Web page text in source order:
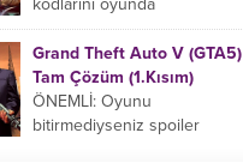
kodlarını oyunda
aktifleştirmek için aşağıdaki
hile kodlarını klavyenizdeki ,
veya tuşuna basarak açılan
bölüme girin....
Grand Theft Auto V (GTA5)
Tam Çözüm (1.Kısım)
ÖNEMLİ: Oyunu
bitirmediyseniz spoiler